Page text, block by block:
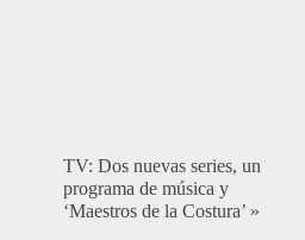
TV: Dos nuevas series, un
programa de música y
‘Maestros de la Costura’ »